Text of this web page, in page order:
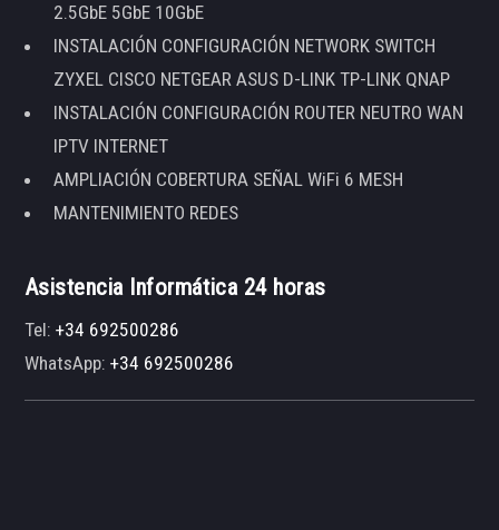
2.5GbE 5GbE 10GbE
INSTALACIÓN CONFIGURACIÓN NETWORK SWITCH
ZYXEL CISCO NETGEAR ASUS D-LINK TP-LINK QNAP
INSTALACIÓN CONFIGURACIÓN ROUTER NEUTRO WAN
IPTV INTERNET
AMPLIACIÓN COBERTURA SEÑAL WiFi 6 MESH
MANTENIMIENTO REDES
Asistencia Informática 24 horas
Tel:+34 692500286
WhatsApp:+34 692500286